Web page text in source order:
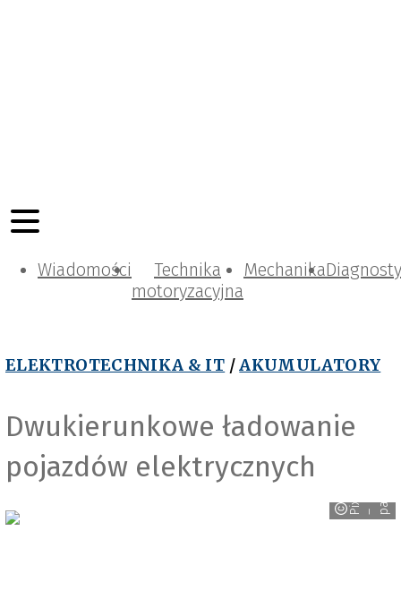
Wiadomości
Technika
motoryzacyjna
Mechanika
ELEKTROTECHNIKA & IT /AKUMULATORY
Dwukierunkowe ładowanie
pojazdów elektrycznych
i
x
a
b
a
y
a
u
l
b
r
7 5